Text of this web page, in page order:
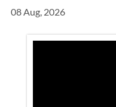
08 Aug, 2026